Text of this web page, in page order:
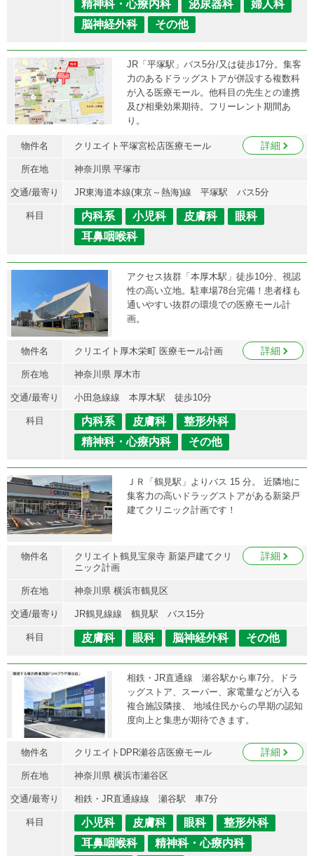
精神科・心療内科 泌尿器科
婦人科
脳神経外科
その他
JR「平塚駅」バス5分/又は徒歩17分。集客
力のあるドラッグストアが併設する複数科
が入る医療モール。他科目の先生との連携
及び相乗効果期待。フリーレント期間あ
り。
物件名 クリエイト平塚宮松店医療モール 詳細
所在地 神奈川県 平塚市
交通/最寄り JR東海道本線(東京～熱海)線 平塚駅 バス5分
科目 内科系 小児科 皮膚科
眼科
耳鼻咽喉科
アクセス抜群「本厚木駅」徒歩10分、視認
性の高い立地。駐車場78台完備！患者様も
通いやすい抜群の環境での医療モール計
画。
物件名 クリエイト厚木栄町 医療モール計画 詳細
所在地 神奈川県 厚木市
交通/最寄り 小田急線線 本厚木駅 徒歩10分
科目 内科系 皮膚科
整形外科
精神科・心療内科
その他
ＪＲ「鶴見駅」よりバス 15 分。 近隣地に
集客力の高いドラッグストアがある新築戸
建てクリニック計画です！
物件名
クリエイト鶴見宝泉寺 新築戸建てクリ
ニック計画
詳細
所在地 神奈川県 横浜市鶴見区
交通/最寄り JR鶴見線線 鶴見駅 バス15分
科目 皮膚科 眼科 脳神経外科 その他
相鉄・JR直通線 瀬谷駅から車7分。ドラ
ッグストア、スーパー、家電量などが入る
複合施設隣接、 地域住民からの早期の認知
度向上と集患が期待できます。
物件名 クリエイトDPR瀬谷店医療モール 詳細
所在地 神奈川県 横浜市瀬谷区
交通/最寄り 相鉄・JR直通線線 瀬谷駅 車7分
科目 小児科 皮膚科 眼科
整形外科
耳鼻咽喉科
精神科・心療内科